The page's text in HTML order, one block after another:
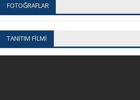
FOTOĞRAFLAR
TANITIM FİLMİ